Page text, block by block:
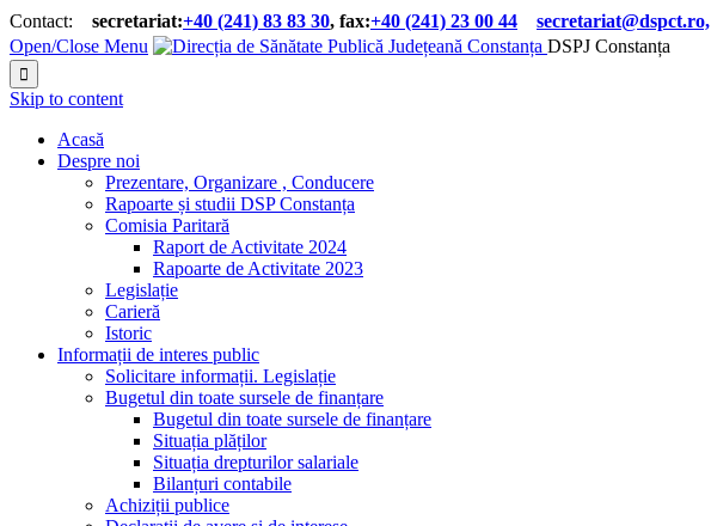
Contact: secretariat:+40 (241) 83 83 30, fax:+40 (241) 23 00 44 secretariat@dspct.ro,
Open/Close Menu
DSPJ Constanța

Skip to content
Acasă
Despre noi
Prezentare, Organizare , Conducere
Rapoarte și studii DSP Constanța
Comisia Paritară
Raport de Activitate 2024
Rapoarte de Activitate 2023
Legislație
Carieră
Istoric
Informații de interes public
Solicitare informații. Legislație
Bugetul din toate sursele de finanțare
Bugetul din toate sursele de finanțare
Situația plăților
Situația drepturilor salariale
Bilanțuri contabile
Achiziții publice